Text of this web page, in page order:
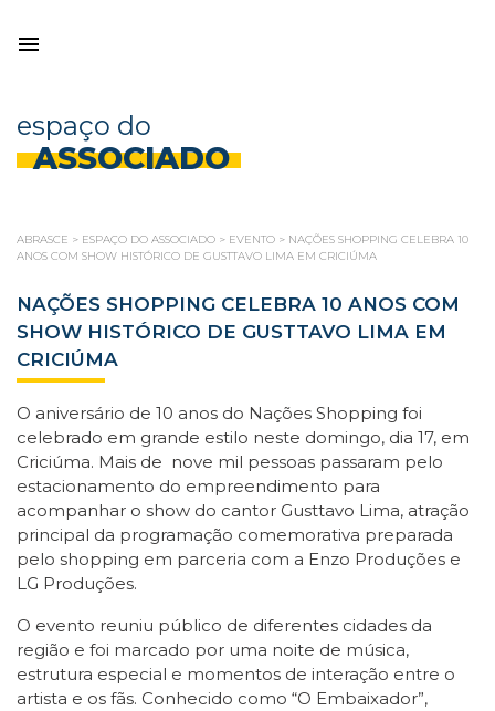
espaço do
ASSOCIADO
ABRASCE > ESPAÇO DO ASSOCIADO > EVENTO > NAÇÕES SHOPPING CELEBRA 10
ANOS COM SHOW HISTÓRICO DE GUSTTAVO LIMA EM CRICIÚMA
NAÇÕES SHOPPING CELEBRA 10 ANOS COM
SHOW HISTÓRICO DE GUSTTAVO LIMA EM
CRICIÚMA
O aniversário de 10 anos do Nações Shopping foi
celebrado em grande estilo neste domingo, dia 17, em
Criciúma. Mais de nove mil pessoas passaram pelo
estacionamento do empreendimento para
acompanhar o show do cantor Gusttavo Lima, atração
principal da programação comemorativa preparada
pelo shopping em parceria com a Enzo Produções e
LG Produções.
O evento reuniu público de diferentes cidades da
região e foi marcado por uma noite de música,
estrutura especial e momentos de interação entre o
artista e os fãs. Conhecido como “O Embaixador”,